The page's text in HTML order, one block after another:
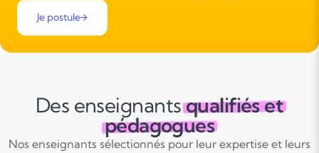
Je postule
Des enseignantsqualifiés et
pédagogues
Nos enseignants sélectionnés pour leur expertise et leurs